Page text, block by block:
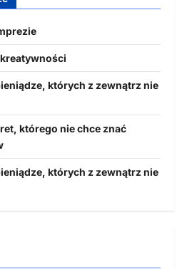
których z zewnątrz nie
którego nie chce znać
których z zewnątrz nie